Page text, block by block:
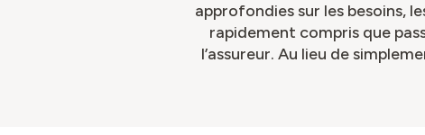
approfondies sur les besoins,
rapidement compris que
l’assureur. Au lieu de